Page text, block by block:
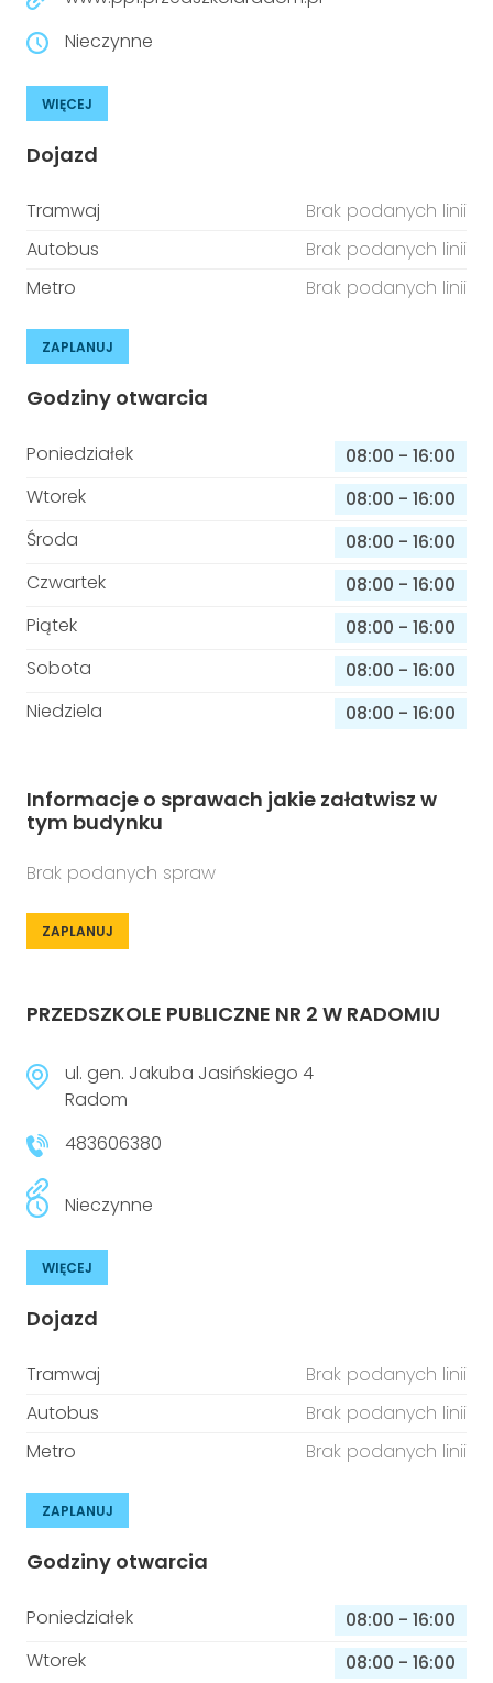
Nieczynne
WIĘCEJ
Dojazd
Tramwaj
Brak podanych linii
Autobus
Brak podanych linii
Metro
Brak podanych linii
ZAPLANUJ
Godziny otwarcia
Poniedziałek 08:00 - 16:00
Wtorek
08:00 - 16:00
Środa
08:00 - 16:00
Czwartek
08:00 - 16:00
Piątek
08:00 - 16:00
Sobota
08:00 - 16:00
Niedziela
08:00 - 16:00
Informacje o sprawach jakie załatwisz w
tym budynku
Brak podanych spraw
ZAPLANUJ
PRZEDSZKOLE PUBLICZNE NR 2 W RADOMIU
ul. gen. Jakuba Jasińskiego 4
Radom
483606380
Nieczynne
WIĘCEJ
Dojazd
Tramwaj
Brak podanych linii
Autobus
Brak podanych linii
Metro
Brak podanych linii
ZAPLANUJ
Godziny otwarcia
Poniedziałek 08:00 - 16:00
Wtorek
08:00 - 16:00